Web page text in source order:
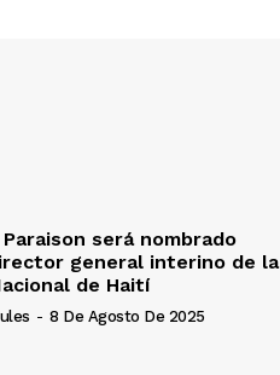
será nombrado
general interino de la
de Haití
- 8 De Agosto De 2025